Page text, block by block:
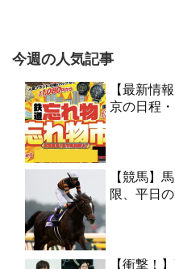
今週の人気記事
【最新情
京の日程
【競馬】
限、平日
【衝撃！